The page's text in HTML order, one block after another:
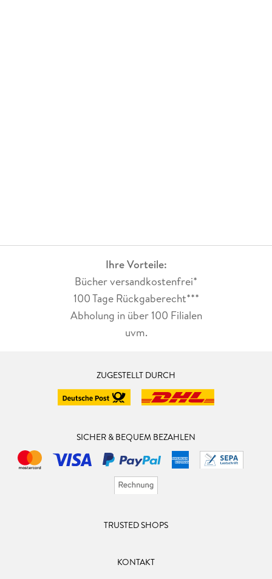
Ihre Vorteile:
Bücher versandkostenfrei*
100 Tage Rückgaberecht***
Abholung in über 100 Filialen
uvm.
ZUGESTELLT DURCH
SICHER & BEQUEM BEZAHLEN
TRUSTED SHOPS
KONTAKT